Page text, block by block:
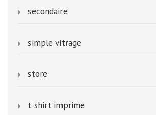
secondaire
simple vitrage
store
t shirt imprime